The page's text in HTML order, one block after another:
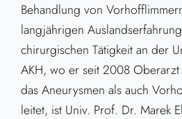
Behandlung von
langjährigen
chirurgischen Tätigkeit an der
AKH, wo er seit 2008
das Aneurysmen als auch
leitet, ist Univ. Prof. Dr. Marek